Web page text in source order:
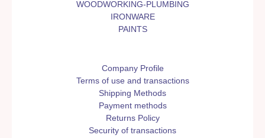
WOODWORKING-PLUMBING
IRONWARE
PAINTS
Company Profile
Terms of use and transactions
Shipping Methods
Payment methods
Returns Policy
Security of transactions